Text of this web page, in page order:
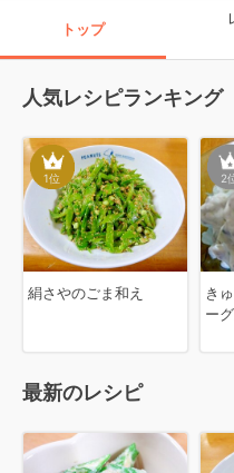
トップ
人気レシピランキング
1位
絹さやのごま和え
2
き
ー
最新のレシピ